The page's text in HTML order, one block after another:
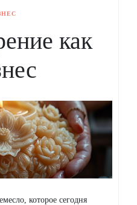
как
которое сегодня